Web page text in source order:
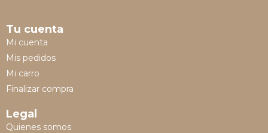
Tu cuenta
Mi cuenta
Mis pedidos
Mi carro
Finalizar compra
Legal
Quienes somos